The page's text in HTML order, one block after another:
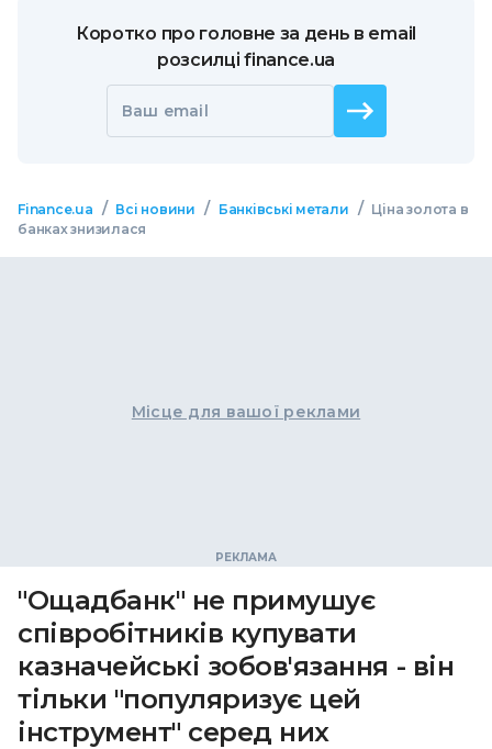
Коротко про головне за день в email
розсилці finance.ua
Ваш email
Finance.ua / Всі новини / Банківські метали / Ціна золота в
банках знизилася
Місце для вашої реклами
"Ощадбанк" не примушує
співробітників купувати
казначейські зобов'язання - він
тільки "популяризує цей
інструмент" серед них